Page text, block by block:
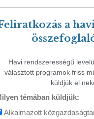
a
Havi rendszerességű
választott programok friss
küldjük el
témában küldjük:
Alkalmazott